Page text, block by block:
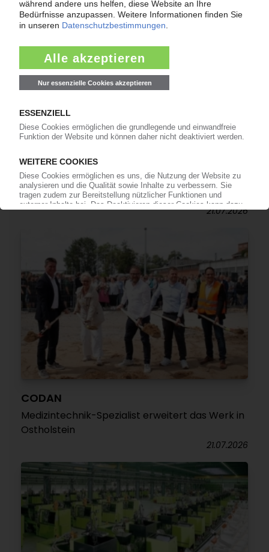
INSOLVENZEN
Antrag: KDM Automotive GmbH
21.07.2026
CODAN
Medizintechnik-Spezialist erweitert das Werk in
Ostholstein
21.07.2026